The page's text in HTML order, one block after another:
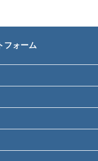
フォーム